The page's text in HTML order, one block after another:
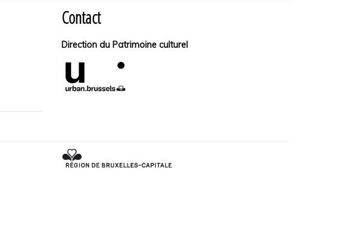
Contact
Direction du Patrimoine culturel